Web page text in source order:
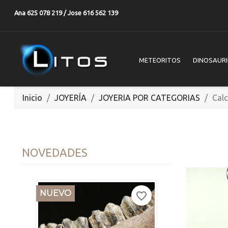
Ana 625 078 219 / Jose 616 562 139
METEORITOS
Inicio JOYERÍA JOYERIA POR CATEGORIAS
NOVEDADES
NUEVO favorite_border